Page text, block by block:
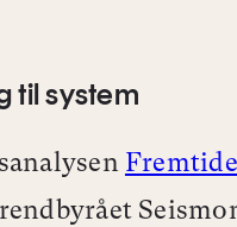
til system